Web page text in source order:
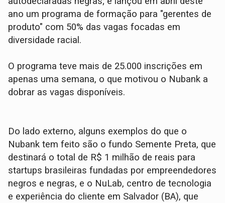
ano um programa de formação para "gerentes de
produto" com 50% das vagas focadas em
diversidade racial.
O programa teve mais de 25.000 inscrições em
apenas uma semana, o que motivou o Nubank a
dobrar as vagas disponíveis.
Do lado externo, alguns exemplos do que o
Nubank tem feito são o fundo Semente Preta, que
destinará o total de R$ 1 milhão de reais para
startups brasileiras fundadas por empreendedores
negros e negras, e o NuLab, centro de tecnologia
e experiência do cliente em Salvador (BA), que